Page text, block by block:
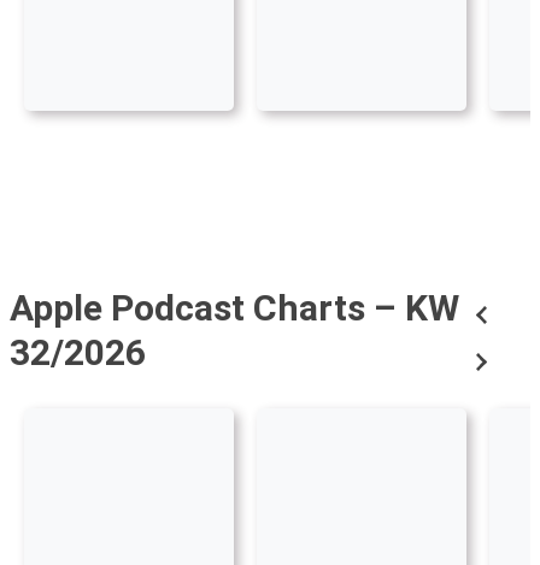
Apple Podcast Charts – KW
32/2026